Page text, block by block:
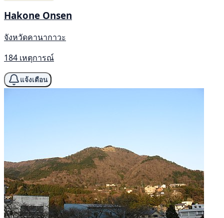
Hakone Onsen
จังหวัดคานากาวะ
184 เหตุการณ์
แจ้งเตือน